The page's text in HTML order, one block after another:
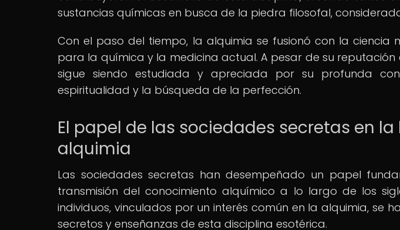
sustancias químicas en busca de la piedra filosofal,
Con el paso del tiempo, la alquimia se fusionó con la ciencia
para la química y la medicina actual. A pesar de su reputación
sigue siendo estudiada y apreciada por su profunda
espiritualidad y la búsqueda de la perfección.
El papel de las sociedades secretas en
alquimia
Las sociedades secretas han desempeñado un papel
transmisión del conocimiento alquímico a lo largo de los
individuos, vinculados por un interés común en la alquimia, se
secretos y enseñanzas de esta disciplina esotérica.